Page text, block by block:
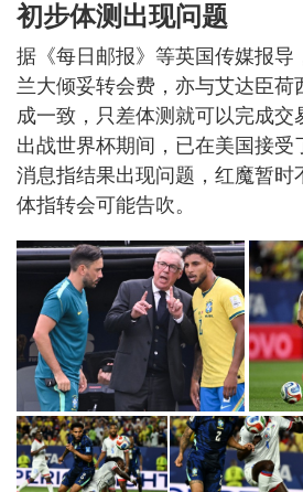
初步体测出现问题
据《每日邮报》等英国传媒报导
兰大倾妥转会费，亦与艾达臣荷
成一致，只差体测就可以完成交
出战世界杯期间，已在美国接受
消息指结果出现问题，红魔暂时
体指转会可能告吹。